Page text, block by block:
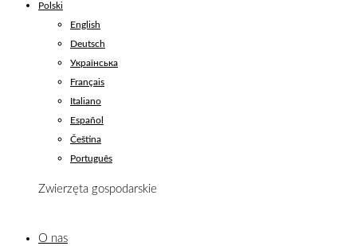
Polski
English
Deutsch
Українська
Français
Italiano
Español
Čeština
Português
Zwierzęta gospodarskie
O nas